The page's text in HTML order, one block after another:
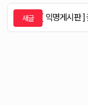
[ 익명게시판 ] 꽃